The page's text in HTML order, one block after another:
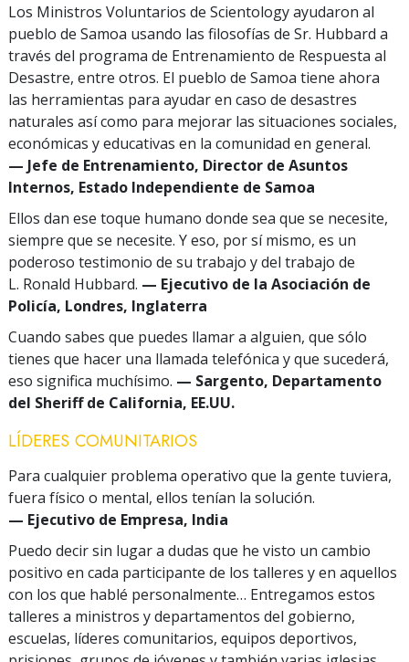
Los Ministros Voluntarios de Scientology ayudaron al
pueblo de Samoa usando las filosofías de Sr. Hubbard a
través del programa de Entrenamiento de Respuesta al
Desastre, entre otros. El pueblo de Samoa tiene ahora
las herramientas para ayudar en caso de desastres
naturales así como para mejorar las situaciones sociales,
económicas y educativas en la comunidad en general.
— Jefe de Entrenamiento, Director de Asuntos
Internos, Estado Independiente de Samoa
Ellos dan ese toque humano donde sea que se necesite,
siempre que se necesite. Y eso, por sí mismo, es un
poderoso testimonio de su trabajo y del trabajo de
L. Ronald Hubbard. — Ejecutivo de la Asociación de
Policía, Londres, Inglaterra
Cuando sabes que puedes llamar a alguien, que sólo
tienes que hacer una llamada telefónica y que sucederá,
eso significa muchísimo. — Sargento, Departamento
del Sheriff de California, EE.UU.
LÍDERES COMUNITARIOS
Para cualquier problema operativo que la gente tuviera,
fuera físico o mental, ellos tenían la solución.
— Ejecutivo de Empresa, India
Puedo decir sin lugar a dudas que he visto un cambio
positivo en cada participante de los talleres y en aquellos
con los que hablé personalmente… Entregamos estos
talleres a ministros y departamentos del gobierno,
escuelas, líderes comunitarios, equipos deportivos,